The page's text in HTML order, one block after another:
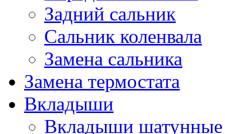
Задний сальник
Сальник коленвала
Замена сальника
Замена термостата
Вкладыши
Вкладыши шатунные